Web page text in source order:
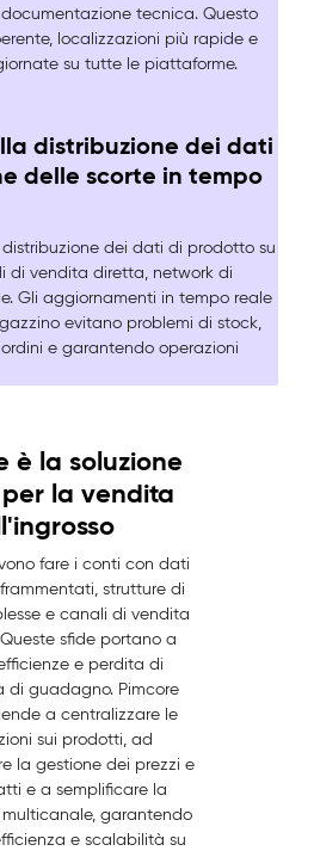
tecnica. Questo
localizzazioni più rapide e
su tutte le piattaforme.
distribuzione dei dati
delle scorte in tempo
dei dati di prodotto su
di vendita diretta, network di
Gli aggiornamenti in tempo reale
evitano problemi di stock,
e garantendo operazioni
è la soluzione
la vendita
fare i conti con dati
strutture di
e canali di vendita
sfide portano a
e perdita di
di guadagno. Pimcore
a centralizzare le
sui prodotti, ad
la gestione dei prezzi e
e a semplificare la
garantendo
e scalabilità su